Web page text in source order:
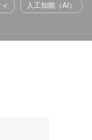
人工知能（AI）